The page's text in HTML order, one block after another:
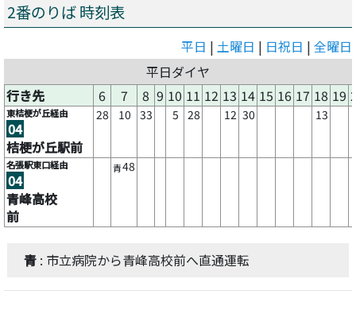
2番のりば 時刻表
平日 | 土曜日 | 日祝日 | 全曜日
平日ダイヤ
行き先
6 7 8 9 10 11 12 13 14 15 16 17 18 19
東桔梗が丘経由
04
桔梗が丘駅前
28 10 33 5 28 12 30 13
名張駅東口経由
04
青峰高校
前
青48
青 : 市立病院から青峰高校前へ直通運転